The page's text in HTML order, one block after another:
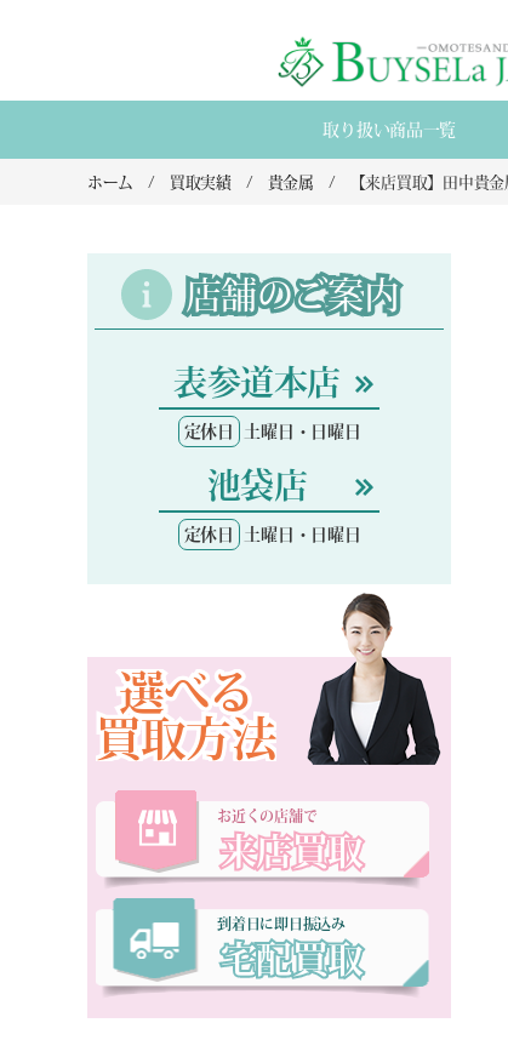
取り扱い商品一覧
ホーム 買取実績 貴金属
店舗のご案内
表参道本店
定休日 土曜日・日曜日
池袋店
定休日 土曜日・日曜日
選べる
買取方法
お近くの店舗で
来店買取
到着日に即日振込み
宅配買取